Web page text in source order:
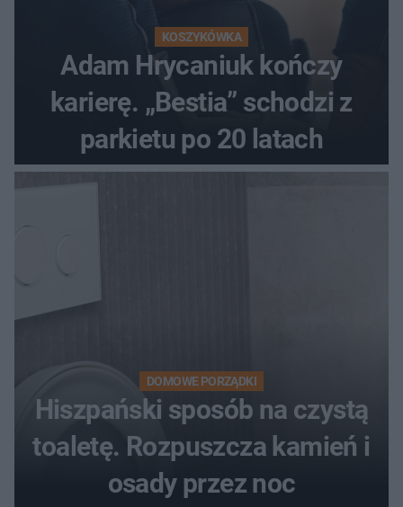
KOSZYKÓWKA
Adam Hrycaniuk kończy
karierę. „Bestia” schodzi z
parkietu po 20 latach
DOMOWE PORZĄDKI
Hiszpański sposób na czystą
toaletę. Rozpuszcza kamień i
osady przez noc